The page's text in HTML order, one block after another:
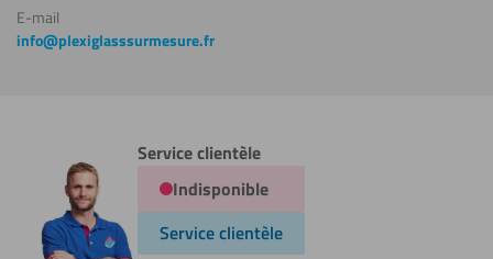
E-mail
info@plexiglasssurmesure.fr
Service clientèle
Indisponible
Service clientèle